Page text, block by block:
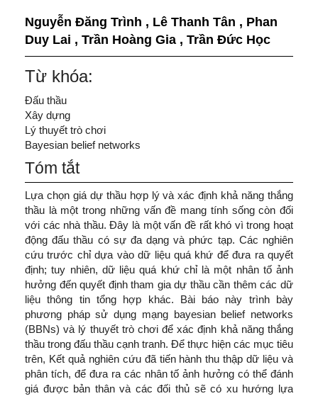
Nguyễn Đăng Trình , Lê Thanh Tân , Phan
Duy Lai , Trần Hoàng Gia , Trần Đức Học
Từ khóa:
Đấu thầu
Xây dựng
Lý thuyết trò chơi
Bayesian belief networks
Tóm tắt
Lựa chọn giá dự thầu hợp lý và xác định khả năng thắng
thầu là một trong những vấn đề mang tính sống còn đối
với các nhà thầu. Đây là một vấn đề rất khó vì trong hoạt
động đấu thầu có sự đa dạng và phức tạp. Các nghiên
cứu trước chỉ dựa vào dữ liệu quá khứ để đưa ra quyết
định; tuy nhiên, dữ liệu quá khứ chỉ là một nhân tố ảnh
hưởng đến quyết định tham gia dự thầu cần thêm các dữ
liệu thông tin tổng hợp khác. Bài báo này trình bày
phương pháp sử dụng mạng bayesian belief networks
(BBNs) và lý thuyết trò chơi để xác định khả năng thắng
thầu trong đấu thầu cạnh tranh. Để thực hiện các mục tiêu
trên, Kết quả nghiên cứu đã tiến hành thu thập dữ liệu và
phân tích, để đưa ra các nhân tố ảnh hưởng có thể đánh
giá được bản thân và các đối thủ sẽ có xu hướng lựa